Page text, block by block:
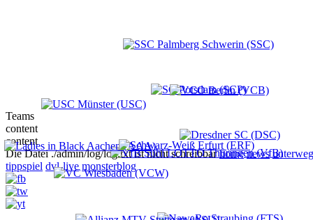
Teams
content
content
Die Datei ./admin/log/log.txt ist nicht schreibbarhome news
tippspiel dvl-live monsterblog